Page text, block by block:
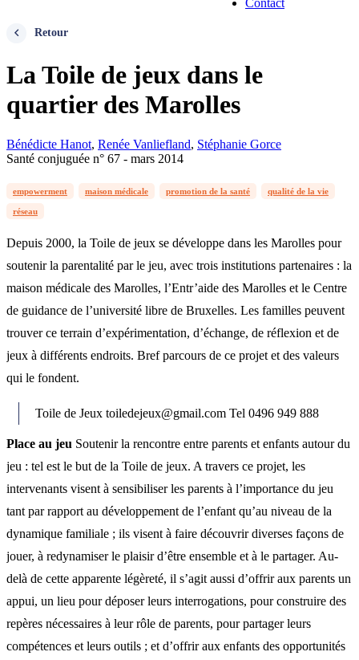
Contact
Retour
La Toile de jeux dans le
quartier des Marolles
Bénédicte Hanot, Renée Vanliefland, Stéphanie Gorce
Santé conjuguée n° 67 - mars 2014
empowerment maison médicale promotion de la santé qualité de la vie
réseau
Depuis 2000, la Toile de jeux se développe dans les Marolles pour
soutenir la parentalité par le jeu, avec trois institutions partenaires : la
maison médicale des Marolles, l’Entr’aide des Marolles et le Centre
de guidance de l’université libre de Bruxelles. Les familles peuvent
trouver ce terrain d’expérimentation, d’échange, de réflexion et de
jeux à différents endroits. Bref parcours de ce projet et des valeurs
qui le fondent.
Toile de Jeux toiledejeux@gmail.com Tel 0496 949 888
Place au jeu Soutenir la rencontre entre parents et enfants autour du
jeu : tel est le but de la Toile de jeux. A travers ce projet, les
intervenants visent à sensibiliser les parents à l’importance du jeu
tant par rapport au développement de l’enfant qu’au niveau de la
dynamique familiale ; ils visent à faire découvrir diverses façons de
jouer, à redynamiser le plaisir d’être ensemble et à le partager. Au-
delà de cette apparente légèreté, il s’agit aussi d’offrir aux parents un
appui, un lieu pour déposer leurs interrogations, pour construire des
repères nécessaires à leur rôle de parents, pour partager leurs
compétences et leurs outils ; et d’offrir aux enfants des opportunités